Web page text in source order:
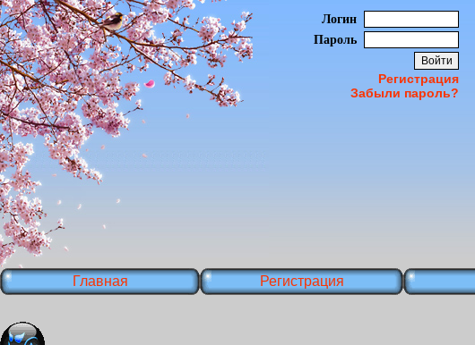
Логин
Пароль
Регистрация
Забыли пароль?
Главная Регистрация